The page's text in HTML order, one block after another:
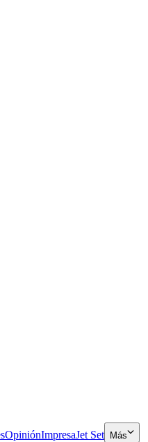
OpiniónImpresaJet Set Más